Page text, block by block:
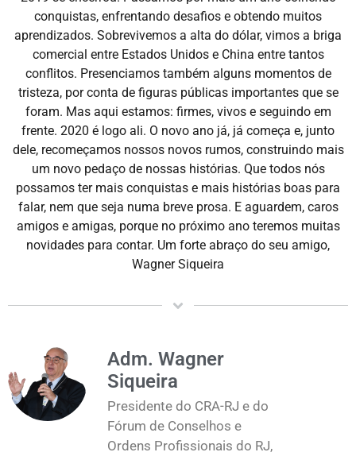
conquistas, enfrentando desafios e obtendo muitos
aprendizados. Sobrevivemos a alta do dólar, vimos a briga
comercial entre Estados Unidos e China entre tantos
conflitos. Presenciamos também alguns momentos de
tristeza, por conta de figuras públicas importantes que se
foram. Mas aqui estamos: firmes, vivos e seguindo em
frente. 2020 é logo ali. O novo ano já, já começa e, junto
dele, recomeçamos nossos novos rumos, construindo mais
um novo pedaço de nossas histórias. Que todos nós
possamos ter mais conquistas e mais histórias boas para
falar, nem que seja numa breve prosa. E aguardem, caros
amigos e amigas, porque no próximo ano teremos muitas
novidades para contar. Um forte abraço do seu amigo,
Wagner Siqueira
Adm. Wagner
Siqueira
Presidente do CRA-RJ e do
Fórum de Conselhos e
Ordens Profissionais do RJ,